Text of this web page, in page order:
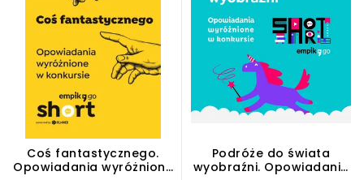
Coś fantastycznego.
Opowiadania wyróżnione
Podróże do świata
wyobraźni. Opowiadania